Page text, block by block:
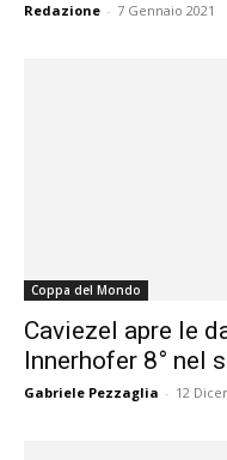
Redazione - 7 Gennaio 2021
Coppa del Mondo
Caviezel apre le
Innerhofer 8° nel
Gabriele Pezzaglia - 12